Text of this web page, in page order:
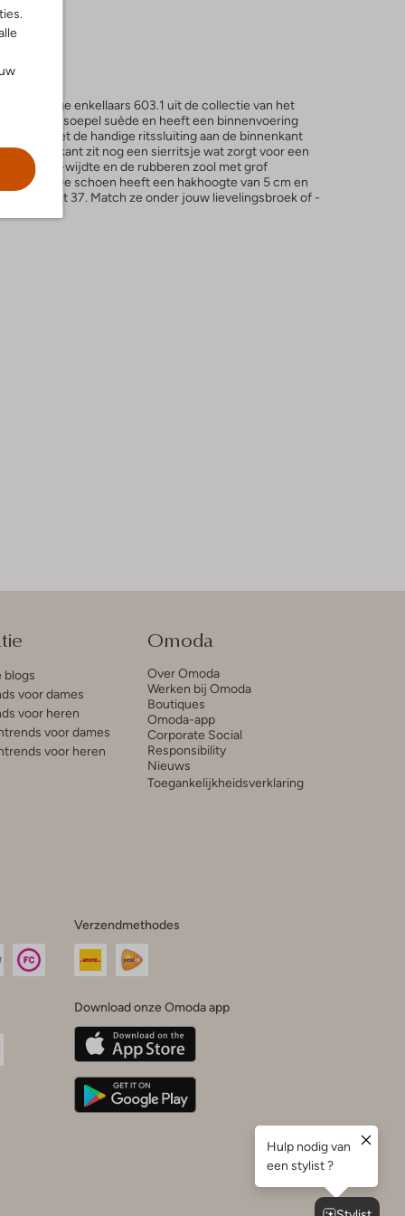
enkellaars 603.1 uit de collectie van het
in zacht soepel suède en heeft een binnenvoering
Met de handige ritssluiting aan de binnenkant
de buitenkant zit nog een sierritsje wat zorgt voor een
brede H-wijdte en de rubberen zool met grof
De schoen heeft een hakhoogte van 5 cm en
bij maat 37. Match ze onder jouw lievelingsbroek of -
blogs
voor dames
voor heren
voor dames
voor heren
Omoda
Over Omoda
Werken bij Omoda
Boutiques
Omoda-app
Corporate Social
Responsibility
Nieuws
Toegankelijkheidsverklaring
Verzendmethodes
Download onze Omoda app